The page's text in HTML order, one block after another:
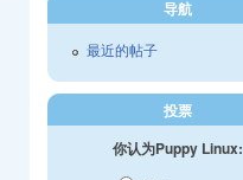
导航
最近的帖子
投票
你认为Puppy Linux: